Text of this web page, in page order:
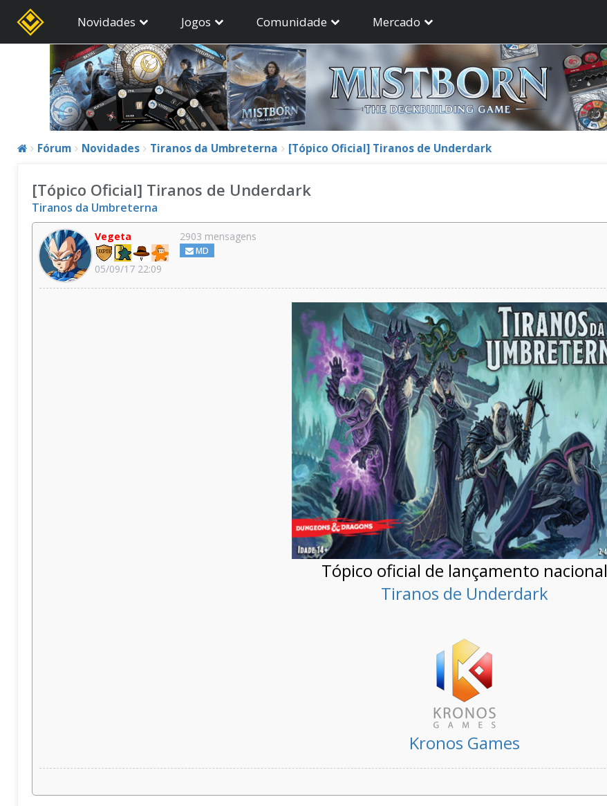
Novidades Jogos Comunidade Mercado
Fórum Novidades Tiranos da Umbreterna [Tópico Oficial] Tiranos de Underdark
[Tópico Oficial] Tiranos de Underdark
Tiranos da Umbreterna
Vegeta
05/09/17 22:09
2903 mensagens
MD
Tópico oficial de lançamento nacional
Tiranos de Underdark
Kronos Games